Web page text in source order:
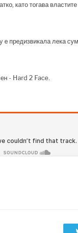
като тогава
предизвикала лека
- Hard 2 Face.